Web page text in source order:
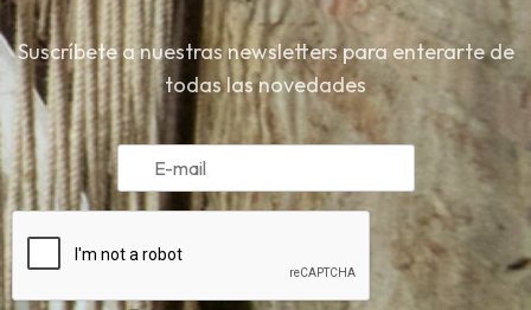
Suscríbete a nuestras newsletters para enterarte de
todas las novedades